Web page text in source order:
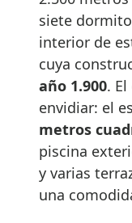
siete
interior de
cuya
año 1.900.
envidiar: el
metros
piscina
y varias
una